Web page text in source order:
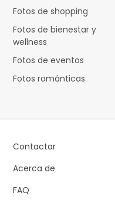
Fotos de shopping
Fotos de bienestar y
wellness
Fotos de eventos
Fotos románticas
Contactar
Acerca de
FAQ